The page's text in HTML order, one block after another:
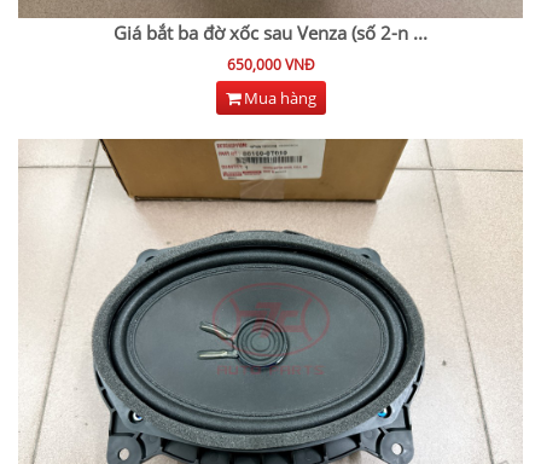
Giá bắt ba đờ xốc sau Venza (số 2-n ...
650,000 VNĐ
Mua hàng